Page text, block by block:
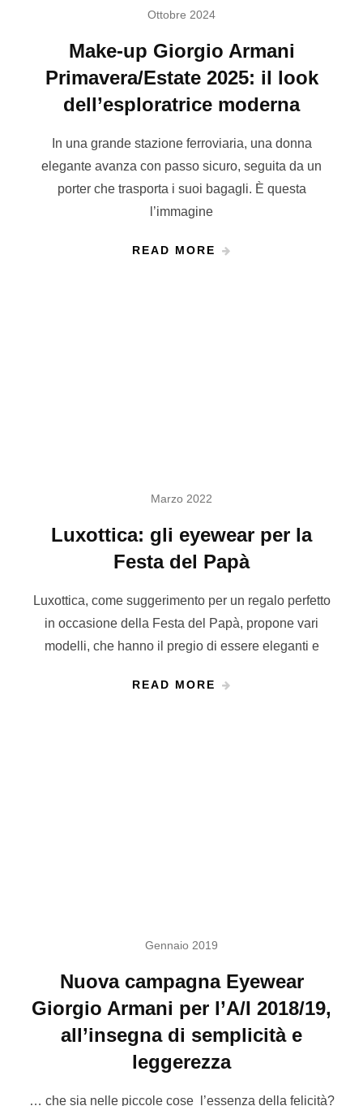
Ottobre 2024
Make-up Giorgio Armani
Primavera/Estate 2025: il look
dell’esploratrice moderna
In una grande stazione ferroviaria, una donna
elegante avanza con passo sicuro, seguita da un
porter che trasporta i suoi bagagli. È questa
l’immagine
READ MORE
Marzo 2022
Luxottica: gli eyewear per la
Festa del Papà
Luxottica, come suggerimento per un regalo perfetto
in occasione della Festa del Papà, propone vari
modelli, che hanno il pregio di essere eleganti e
READ MORE
Gennaio 2019
Nuova campagna Eyewear
Giorgio Armani per l’A/I 2018/19,
all’insegna di semplicità e
leggerezza
… che sia nelle piccole cose l’essenza della felicità?